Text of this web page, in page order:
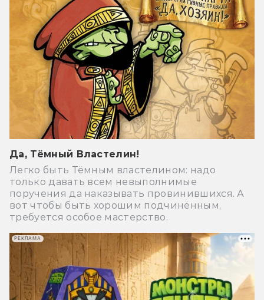
Да, Тёмный Властелин!
Легко быть Тёмным властелином: надо
только давать всем невыполнимые
поручения да наказывать провинившихся. А
вот чтобы быть хорошим подчинённым,
требуется особое мастерство.
РЕКЛАМА